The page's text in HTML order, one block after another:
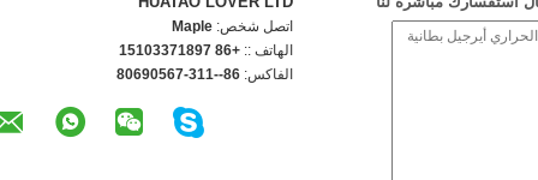
اتصل شخص: Maple
الهاتف :: +86 15103371897
الفاكس: 86--311-80690567